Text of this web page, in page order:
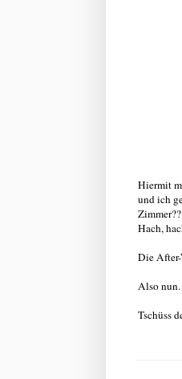
Hiermit
und ich
Hach,
Die
Also
Tschüss